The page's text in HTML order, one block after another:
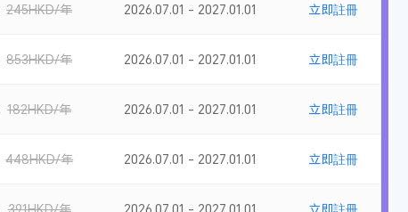
245HKD/年 2026.07.01 - 2027.01.01 立即註冊
853HKD/年 2026.07.01 - 2027.01.01 立即註冊
182HKD/年 2026.07.01 - 2027.01.01 立即註冊
448HKD/年 2026.07.01 - 2027.01.01 立即註冊
391HKD/年 2026.07.01 - 2027.01.01 立即註冊